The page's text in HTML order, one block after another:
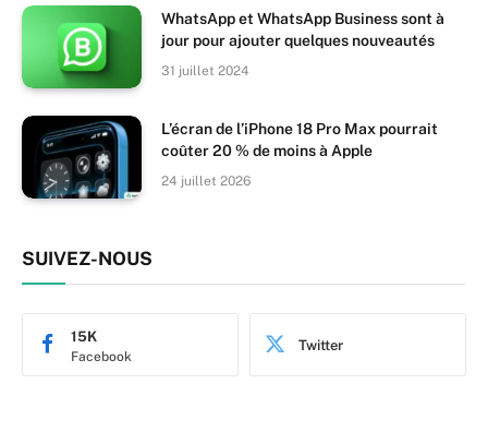
WhatsApp et WhatsApp Business sont à
jour pour ajouter quelques nouveautés
31 juillet 2024
L’écran de l’iPhone 18 Pro Max pourrait
coûter 20 % de moins à Apple
24 juillet 2026
SUIVEZ-NOUS
Facebook
15K Twitter